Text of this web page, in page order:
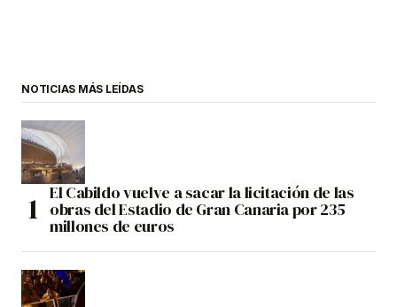
NOTICIAS MÁS LEÍDAS
El Cabildo vuelve a sacar la licitación de las
obras del Estadio de Gran Canaria por 235
millones de euros